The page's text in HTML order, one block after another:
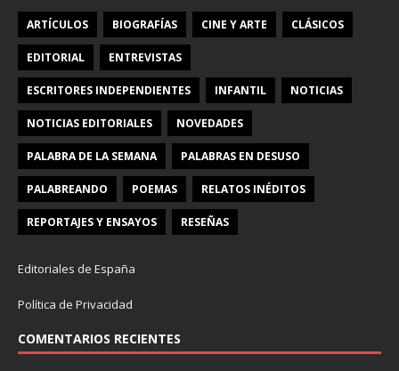
ARTÍCULOS BIOGRAFÍAS CINE Y ARTE CLÁSICOS
EDITORIAL ENTREVISTAS
ESCRITORES INDEPENDIENTES INFANTIL NOTICIAS
NOTICIAS EDITORIALES NOVEDADES
PALABRA DE LA SEMANA PALABRAS EN DESUSO
PALABREANDO POEMAS RELATOS INÉDITOS
REPORTAJES Y ENSAYOS RESEÑAS
Editoriales de España
Política de Privacidad
COMENTARIOS RECIENTES